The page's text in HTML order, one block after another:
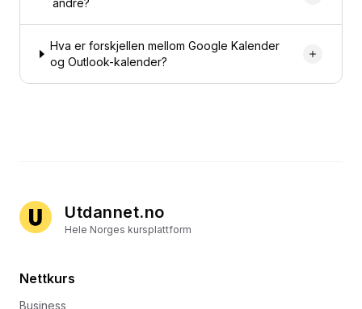
andre?
Hva er forskjellen mellom Google Kalender
og Outlook-kalender?
Utdannet.no
Hele Norges kursplattform
Nettkurs
Business